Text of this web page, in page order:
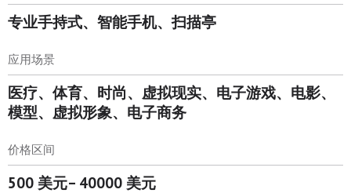
专业手持式、智能手机、扫描亭
应用场景
医疗、体育、时尚、虚拟现实、电子游戏、电影、
模型、虚拟形象、电子商务
价格区间
500 美元– 40000 美元